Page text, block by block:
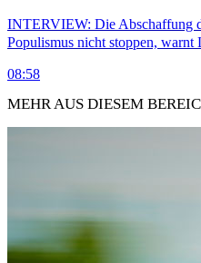
INTERVIEW: Die Abschaffung
Populismus nicht stoppen, warnt
08:58
MEHR AUS DIESEM